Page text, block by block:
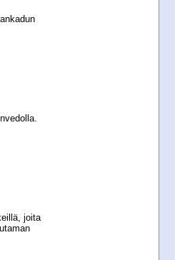
joita